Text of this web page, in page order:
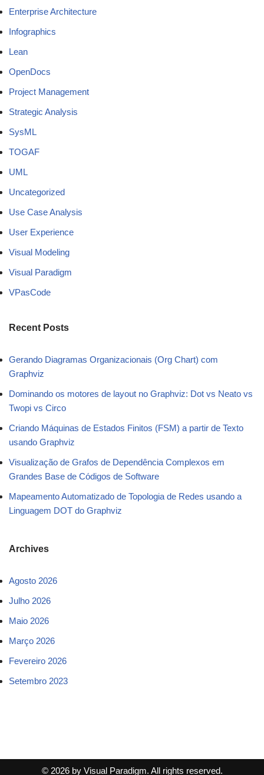
Enterprise Architecture
Infographics
Lean
OpenDocs
Project Management
Strategic Analysis
SysML
TOGAF
UML
Uncategorized
Use Case Analysis
User Experience
Visual Modeling
Visual Paradigm
VPasCode
Recent Posts
Gerando Diagramas Organizacionais (Org Chart) com
Graphviz
Dominando os motores de layout no Graphviz: Dot vs Neato vs
Twopi vs Circo
Criando Máquinas de Estados Finitos (FSM) a partir de Texto
usando Graphviz
Visualização de Grafos de Dependência Complexos em
Grandes Base de Códigos de Software
Mapeamento Automatizado de Topologia de Redes usando a
Linguagem DOT do Graphviz
Archives
Agosto 2026
Julho 2026
Maio 2026
Março 2026
Fevereiro 2026
Setembro 2023
© 2026 by Visual Paradigm. All rights reserved.